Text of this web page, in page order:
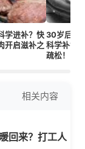
学进补？快
开启滋补之
30岁后刚
科学补钙
疏松！
相关内容
回来？打工人